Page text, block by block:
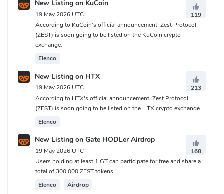
New Listing on KuCoin
19 May 2026 UTC
119
According to KuCoin's official announcement, Zest Protocol
(ZEST) is soon going to be listed on the KuCoin crypto
exchange.
Elenco
New Listing on HTX
19 May 2026 UTC
213
According to HTX's official announcement, Zest Protocol
(ZEST) is soon going to be listed on the HTX crypto exchange.
Elenco
New Listing on Gate HODLer Airdrop
19 May 2026 UTC
168
Users holding at least 1 GT can participate for free and share a
total of 300.000 ZEST tokens.
Elenco
Airdrop